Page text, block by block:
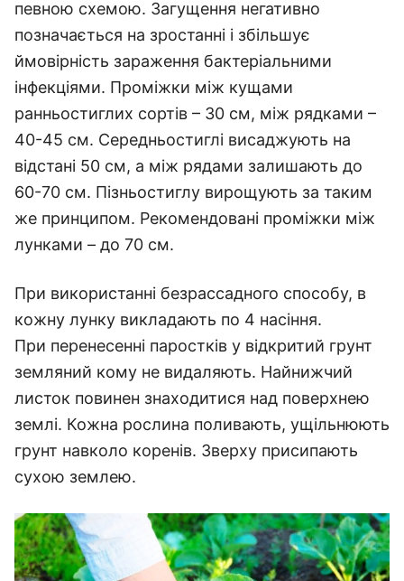
певною схемою. Загущення негативно
позначається на зростанні і збільшує
ймовірність зараження бактеріальними
інфекціями. Проміжки між кущами
ранньостиглих сортів – 30 см, між рядками –
40-45 см. Середньостиглі висаджують на
відстані 50 см, а між рядами залишають до
60-70 см. Пізньостиглу вирощують за таким
же принципом. Рекомендовані проміжки між
лунками – до 70 см.
При використанні безрассадного способу, в
кожну лунку викладають по 4 насіння.
При перенесенні паростків у відкритий грунт
земляний кому не видаляють. Найнижчий
листок повинен знаходитися над поверхнею
землі. Кожна рослина поливають, ущільнюють
грунт навколо коренів. Зверху присипають
сухою землею.